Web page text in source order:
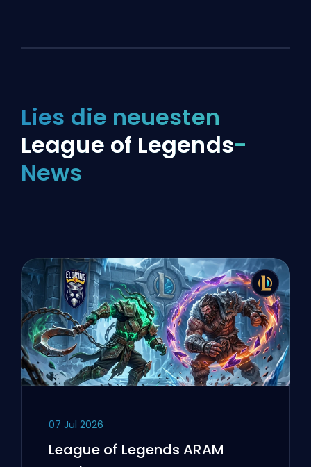
Lies die neuesten
League of Legends-
News
07 Jul 2026
League of Legends ARAM